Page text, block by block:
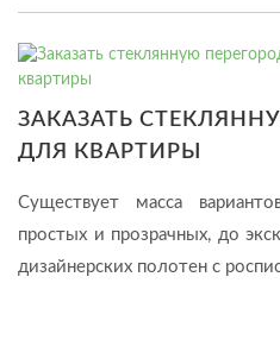
ЗАКАЗАТЬ
ДЛЯ КВАРТИРЫ
Существует масса
простых и прозрачных, до
дизайнерских полотен с